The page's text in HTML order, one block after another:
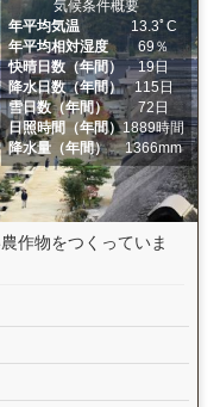
気候条件概要
年平均気温
13.3ﾟC
年平均相対湿度
69％
快晴日数（年間）
19日
降水日数（年間）
115日
雪日数（年間）
72日
日照時間（年間）1889時間
降水量（年間）
1366mm
作物をつくっていま